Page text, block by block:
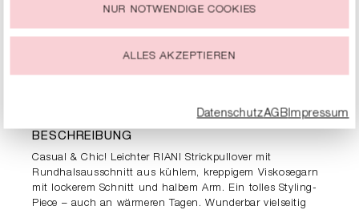
BESCHREIBUNG
Casual & Chic! Leichter RIANI Strickpullover mit
Rundhalsausschnitt aus kühlem, kreppigem Viskosegarn
mit lockerem Schnitt und halbem Arm. Ein tolles Styling-
Piece – auch an wärmeren Tagen. Wunderbar vielseitig
jeder Zeit ändern oder widerrufen.
NUR NOTWENDIGE COOKIES
ALLES AKZEPTIEREN
DatenschutzAGBImpressum